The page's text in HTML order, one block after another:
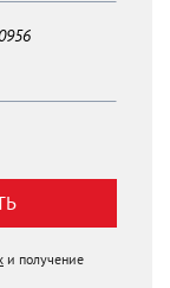
и получение